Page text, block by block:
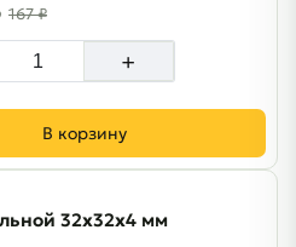
167 ₽
+
В корзину
32х32х4 мм